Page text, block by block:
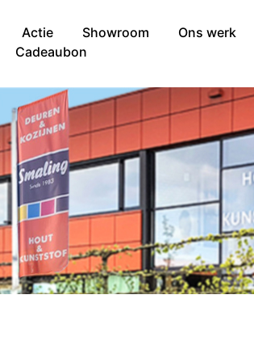
Actie Showroom
Ons werk
Cadeaubon